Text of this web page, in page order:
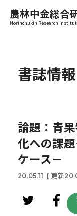
農林中金総合
Norinchukin Research
書誌情報
論題：青
化への課
ケース－
20.05.11 [ 更新